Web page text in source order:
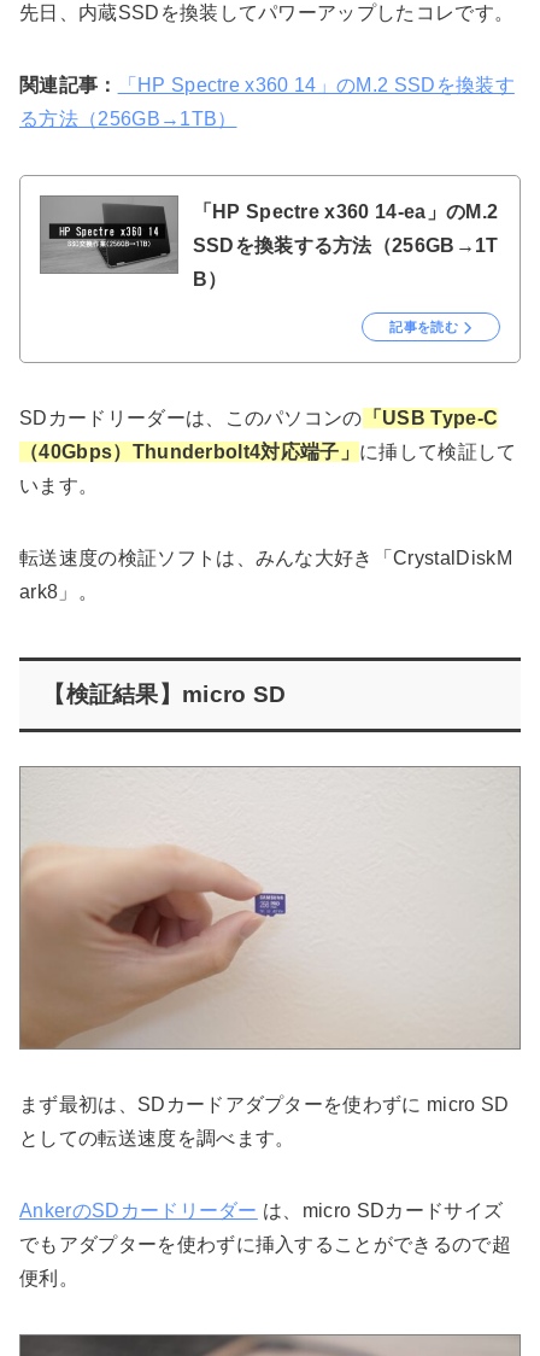
先日、内蔵SSDを換装してパワーアップしたコレです。
関連記事：
「HP Spectre x360 14」のM.2 SSDを換装す
る方法（256GB→1TB）
「HP Spectre x360 14-ea」のM.2
SSDを換装する方法（256GB→1T
B）
記事を読む
SDカードリーダーは、このパソコンの 「USB Type-C
（40Gbps）Thunderbolt4対応端子」 に挿して検証して
います。
転送速度の検証ソフトは、みんな大好き「CrystalDiskM
ark8」。
【検証結果】micro SD
まず最初は、SDカードアダプターを使わずに micro SD
としての転送速度を調べます。
AnkerのSDカードリーダー は、micro SDカードサイズ
でもアダプターを使わずに挿入することができるので超
便利。